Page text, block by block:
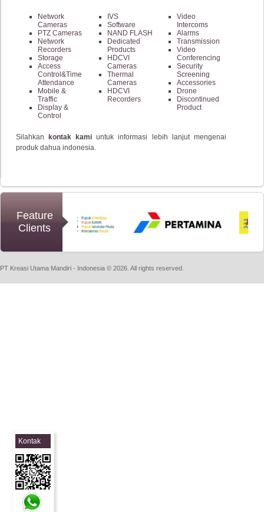
Network
Cameras
PTZ Cameras
Network
Recorders
Storage
Access
Control&Time
Attendance
Mobile &
Traffic
Display &
Control
IVS
Software
NAND FLASH
Dedicated
Products
HDCVI
Cameras
Thermal
Cameras
HDCVI
Recorders
Video
Intercoms
Alarms
Transmission
Video
Conferencing
Security
Screening
Accessories
Drone
Discontinued
Product
Silahkan kontak kami untuk informasi lebih lanjut mengenai
produk dahua indonesia.
Feature
Clients
PT Kreasi Utama Mandiri - Indonesia © 2026. All rights reserved.
Kontak
Sales